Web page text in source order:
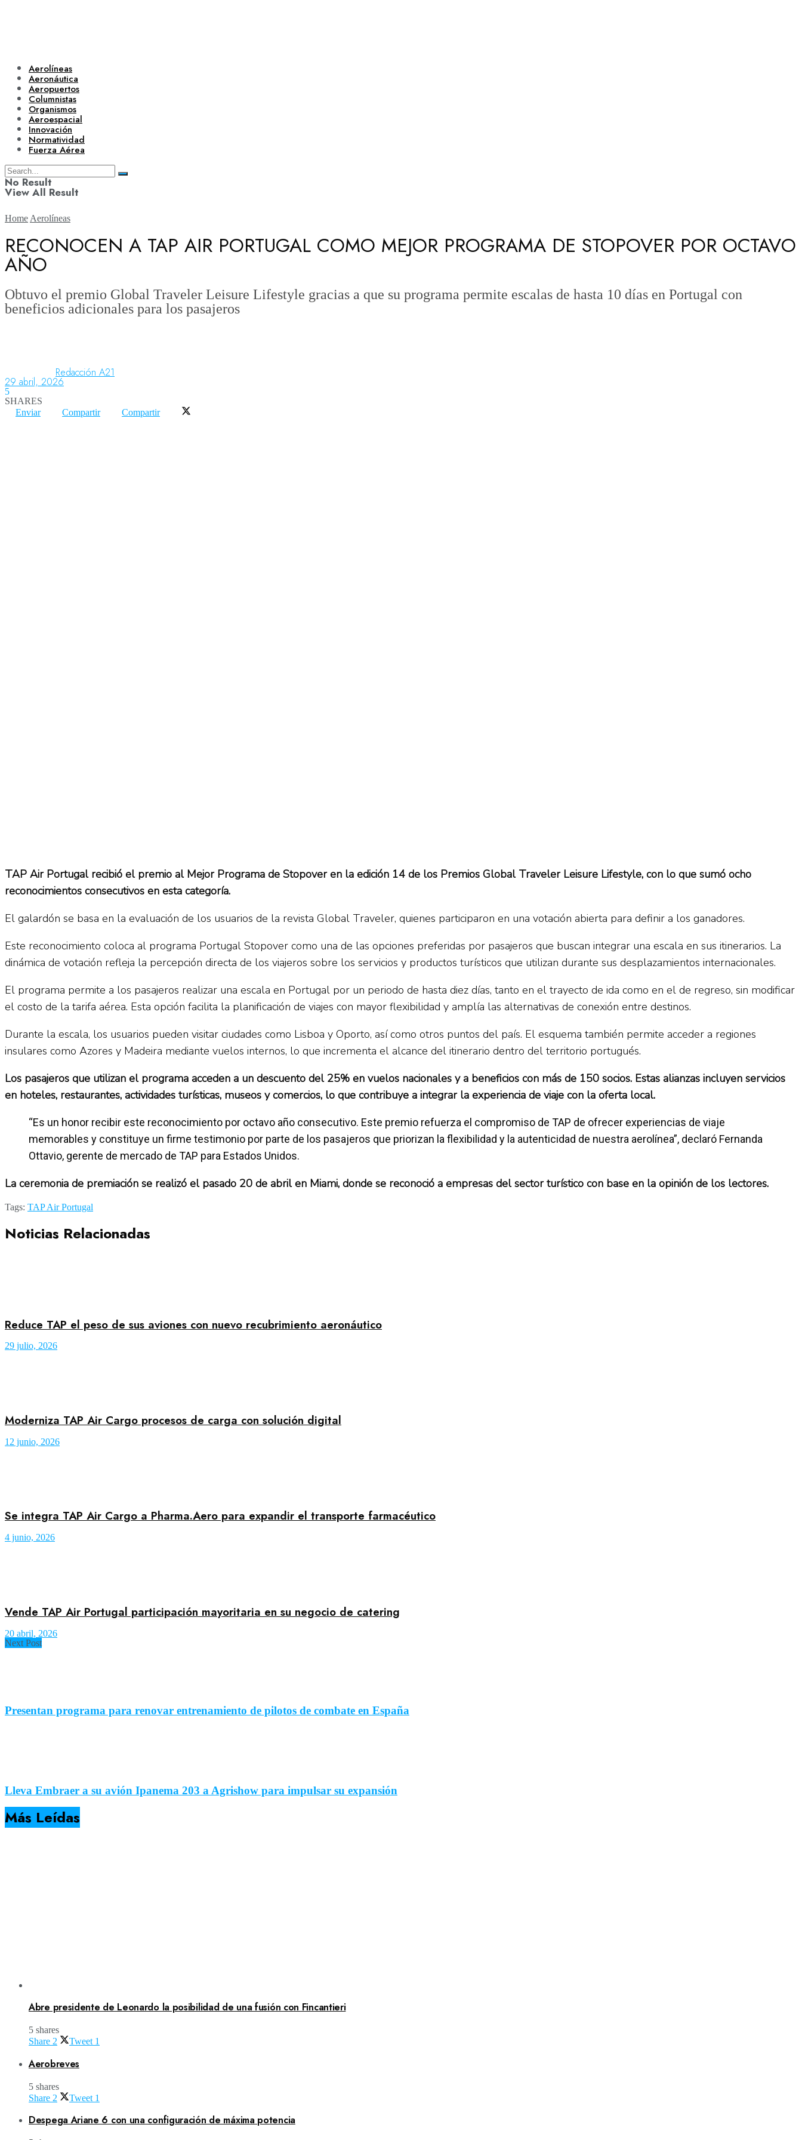
Aerolíneas
Aeronáutica
Aeropuertos
Columnistas
Organismos
Aeroespacial
Innovación
Normatividad
Fuerza Aérea
No Result
View All Result
Aerolíneas
Aeronáutica
Columnistas
Home Aerolíneas
RECONOCEN A TAP AIR PORTUGAL COMO MEJOR PROGRAMA DE STOPOVER POR OCTAVO
AÑO
Obtuvo el premio Global Traveler Leisure Lifestyle gracias a que su programa permite escalas de hasta 10 días en Portugal con
beneficios adicionales para los pasajeros
Redacción A21
29 abril, 2026
5
SHARES
Enviar
Compartir Compartir
TAP Air Portugal recibió el premio al Mejor Programa de Stopover en la edición 14 de los Premios Global Traveler Leisure Lifestyle, con lo que sumó ocho
reconocimientos consecutivos en esta categoría.
El galardón se basa en la evaluación de los usuarios de la revista Global Traveler, quienes participaron en una votación abierta para definir a los ganadores.
Este reconocimiento coloca al programa Portugal Stopover como una de las opciones preferidas por pasajeros que buscan integrar una escala en sus itinerarios. La
dinámica de votación refleja la percepción directa de los viajeros sobre los servicios y productos turísticos que utilizan durante sus desplazamientos internacionales.
El programa permite a los pasajeros realizar una escala en Portugal por un periodo de hasta diez días, tanto en el trayecto de ida como en el de regreso, sin modificar
el costo de la tarifa aérea. Esta opción facilita la planificación de viajes con mayor flexibilidad y amplía las alternativas de conexión entre destinos.
Durante la escala, los usuarios pueden visitar ciudades como Lisboa y Oporto, así como otros puntos del país. El esquema también permite acceder a regiones
insulares como Azores y Madeira mediante vuelos internos, lo que incrementa el alcance del itinerario dentro del territorio portugués.
Los pasajeros que utilizan el programa acceden a un descuento del 25% en vuelos nacionales y a beneficios con más de 150 socios. Estas alianzas incluyen servicios
en hoteles, restaurantes, actividades turísticas, museos y comercios, lo que contribuye a integrar la experiencia de viaje con la oferta local.
“Es un honor recibir este reconocimiento por octavo año consecutivo. Este premio refuerza el compromiso de TAP de ofrecer experiencias de viaje
memorables y constituye un firme testimonio por parte de los pasajeros que priorizan la flexibilidad y la autenticidad de nuestra aerolínea”, declaró Fernanda
Ottavio, gerente de mercado de TAP para Estados Unidos.
La ceremonia de premiación se realizó el pasado 20 de abril en Miami, donde se reconoció a empresas del sector turístico con base en la opinión de los lectores.
Tags: TAP Air Portugal
Noticias Relacionadas
Reduce TAP el peso de sus aviones con nuevo recubrimiento aeronáutico
29 julio, 2026
Moderniza TAP Air Cargo procesos de carga con solución digital
12 junio, 2026
Se integra TAP Air Cargo a Pharma.Aero para expandir el transporte farmacéutico
4 junio, 2026
Vende TAP Air Portugal participación mayoritaria en su negocio de catering
20 abril, 2026
Next Post
Presentan programa para renovar entrenamiento de pilotos de combate en España
Lleva Embraer a su avión Ipanema 203 a Agrishow para impulsar su expansión
Más Leídas
Abre presidente de Leonardo la posibilidad de una fusión con Fincantieri
5 shares
Share 2 Tweet 1
Aerobreves
5 shares
Share 2 Tweet 1
Despega Ariane 6 con una configuración de máxima potencia